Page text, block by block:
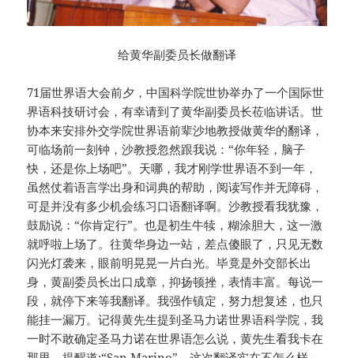
给黄华副委员长做翻译
71届世界语大会前夕，中国科学院世协举办了一个国际世
界语科技研讨会，有幸请到了黄华副委员长莅临讲话。世
协本来安排外交学院世界语前辈沙地教授做黄华的翻译，
可临场前一刻钟，沙教授忽然跟我说：“你年轻，脑子
快，还是你上场吧”。天哪，我才刚学世界语不到一年，
虽然仗着语言学出身和词典的帮助，阅读写作并无障碍，
可是并没有多少机会练习口语翻译啊。沙教授看我犹豫，
鼓励说：“你肯定行”。也是初生牛犊，糊涂胆大，这一激
就呼啦上场了。往黄华身边一站，差点傻眼了，只见无数
闪光灯袭来，眼前明晃晃一片白光。毕竟是外交部长出
身，黄副委员长出口成章，抑扬顿挫，表情丰富。每说一
段，就停下来等我翻译。我强作镇定，努力想复述，也只
能挂一漏万。记得黄先生提到圣马力诺世界语科学院，我
一时不敢确定圣马力诺在世界语怎么说，黄先生看我卡在